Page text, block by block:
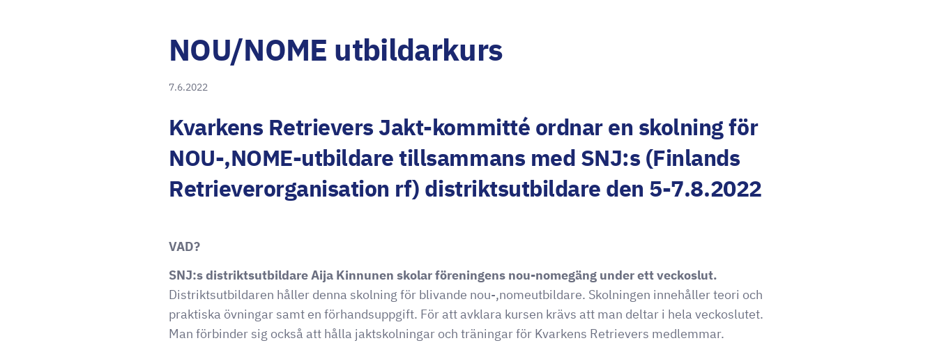
NOU/NOME utbildarkurs
7.6.2022
Kvarkens Retrievers Jakt-kommitté ordnar en skolning för
NOU-,NOME-utbildare tillsammans med SNJ:s (Finlands
Retrieverorganisation rf) distriktsutbildare den 5-7.8.2022
VAD?
SNJ:s distriktsutbildare Aija Kinnunen skolar föreningens nou-nomegäng under ett veckoslut.
Distriktsutbildaren håller denna skolning för blivande nou-,nomeutbildare. Skolningen innehåller teori och
praktiska övningar samt en förhandsuppgift. För att avklara kursen krävs att man deltar i hela veckoslutet.
Man förbinder sig också att hålla jaktskolningar och träningar för Kvarkens Retrievers medlemmar.